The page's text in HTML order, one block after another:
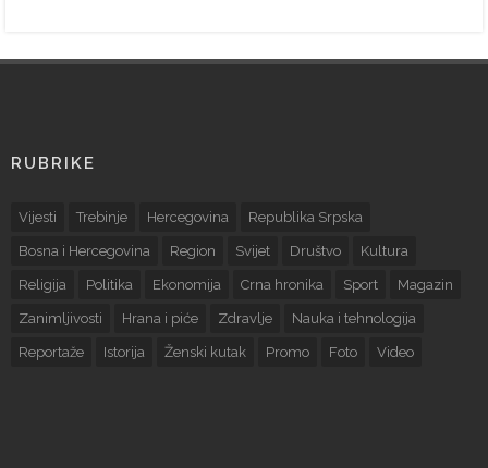
RUBRIKE
Vijesti Trebinje Hercegovina Republika Srpska
Bosna i Hercegovina Region Svijet Društvo Kultura
Religija Politika Ekonomija Crna hronika Sport Magazin
Zanimljivosti Hrana i piće Zdravlje Nauka i tehnologija
Reportaže Istorija Ženski kutak Promo Foto Video